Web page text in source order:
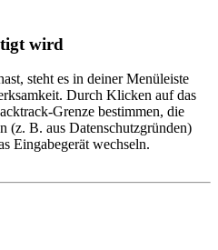
wird
steht es in deiner Menüleiste
Durch Klicken auf das
Grenze bestimmen, die
(z. B. aus Datenschutzgründen)
Eingabegerät wechseln.